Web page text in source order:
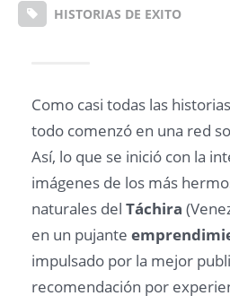
HISTORIAS DE EXITO
Como casi todas las
todo comenzó en una red
Así, lo que se inició con la
imágenes de los más
naturales del Táchira
en un pujante
impulsado por la mejor
recomendación por